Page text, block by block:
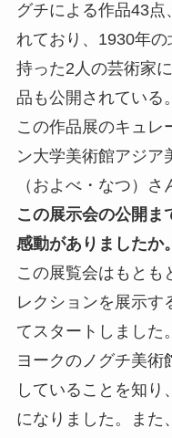
グチによる作品43点
れており、1930年
持った2人の芸術家
品も公開されている。
この作品展のキュレ
ン大学美術館アジア
（およべ・なつ）さ
この展示会の公開ま
感動がありましたか。
この展覧会はもとも
レクションを展示す
てスタートしました
ヨークのノグチ美術
していることを知り
になりました。また